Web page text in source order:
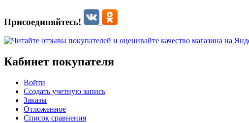
Присоединяйтесь!
Кабинет покупателя
Войти
Создать учетную запись
Заказы
Отложенное
Список сравнения